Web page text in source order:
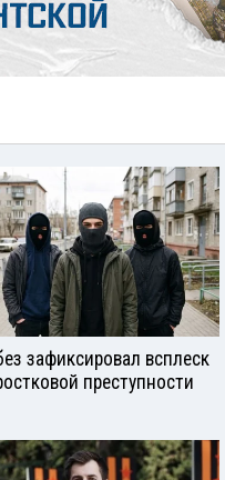
зафиксировал всплеск
преступности